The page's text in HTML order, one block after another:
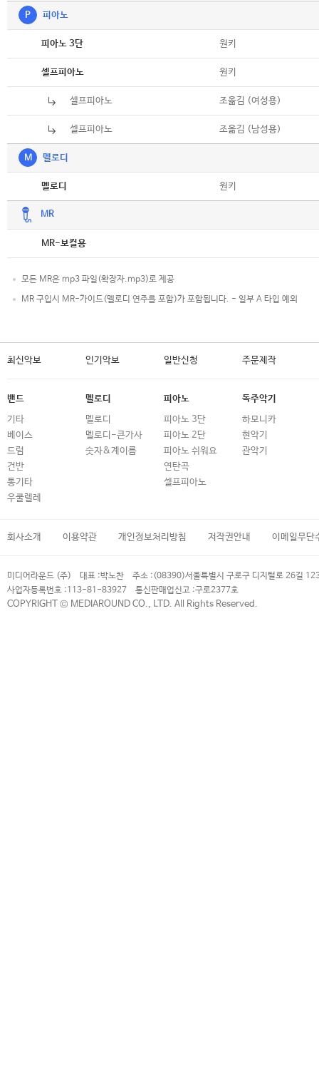
P 피아노
피아노 3단 원키
셀프피아노 원키
셀프피아노 조옮김 (여성용)
셀프피아노 조옮김 (남성용)
M 멜로디
멜로디 원키
MR
MR-보컬용
모든 MR은 mp3 파일(확장자.mp3)로 제공
MR 구입시 MR-가이드(멜로디 연주를 포함)가 포함됩니다. - 일부 A 타입 예외
최신악보 인기악보 일반신청 주문제작
밴드
기타
베이스
드럼
건반
통기타
우쿨렐레
멜로디
멜로디
멜로디-큰가사
숫자&계이름
피아노
피아노 3단
피아노 2단
피아노 쉬워요
연탄곡
셀프피아노
독주악기
하모니카
현악기
관악기
회사소개 이용약관 개인정보처리방침 저작권안내 이메일무단
미디어라운드 (주) 대표 :박노찬 주소 : (08390)서울특별시 구로구 디지털로 26길
사업자등록번호 :113-81-83927 통신판매업신고 :구로2377호
COPYRIGHT © MEDIAROUND CO., LTD. All Rights Reserved.